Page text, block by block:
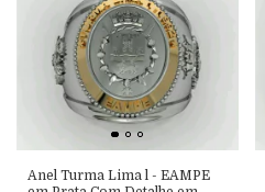
Anel Turma Lima l - EAMPE